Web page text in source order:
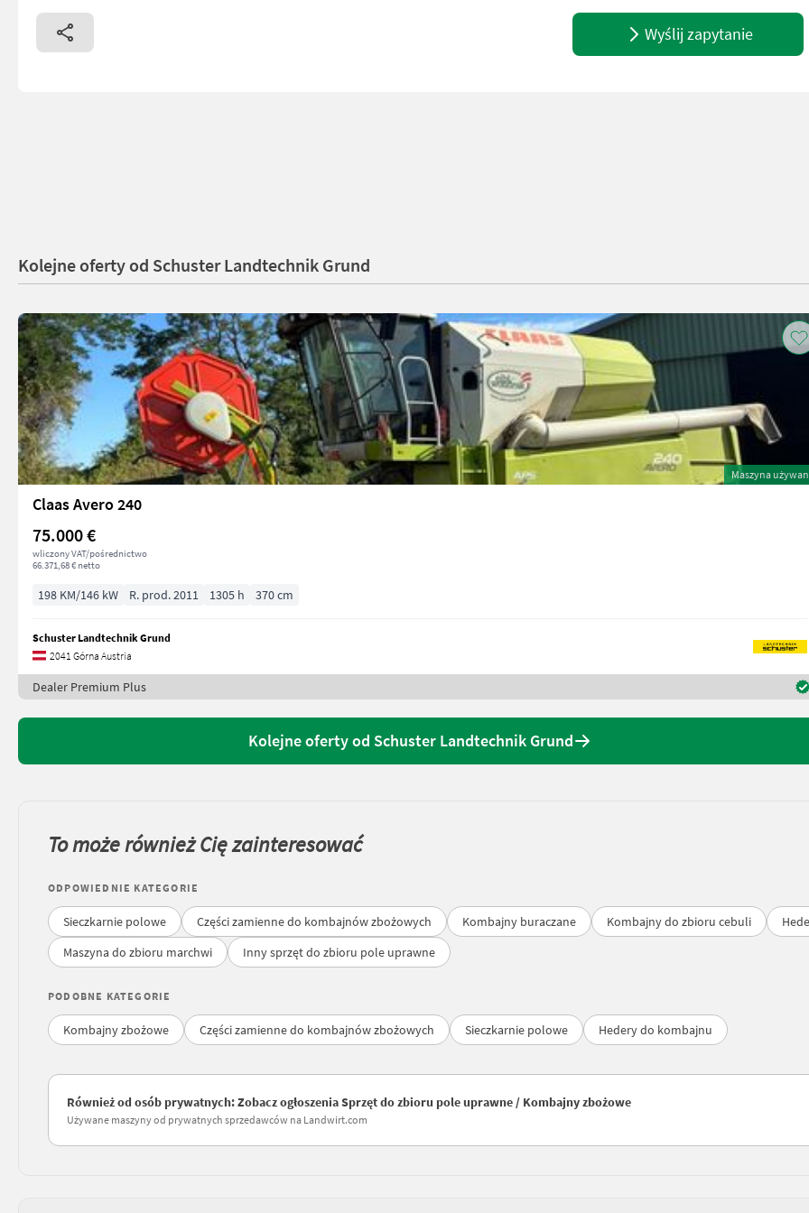
Wyślij zapytanie
Kolejne oferty od Schuster Landtechnik Grund
Maszyna
Claas Avero 240
75.000 €
wliczony VAT/pośrednictwo
66.371,68 € netto
198 KM/146 kW R. prod. 2011 1305 h 370 cm
Schuster Landtechnik Grund
2041 Górna Austria
Dealer Premium Plus
Kolejne oferty od Schuster Landtechnik Grund
To może również Cię zainteresować
ODPOWIEDNIE KATEGORIE
Sieczkarnie polowe Części zamienne do kombajnów zbożowych Kombajny buraczane Kombajny do zbioru cebuli
Maszyna do zbioru marchwi
Inny sprzęt do zbioru pole uprawne
PODOBNE KATEGORIE
Kombajny zbożowe Części zamienne do kombajnów zbożowych Sieczkarnie polowe Hedery do kombajnu
Również od osób prywatnych: Zobacz ogłoszenia Sprzęt do zbioru pole uprawne / Kombajny zbożowe
Używane maszyny od prywatnych sprzedawców na Landwirt.com